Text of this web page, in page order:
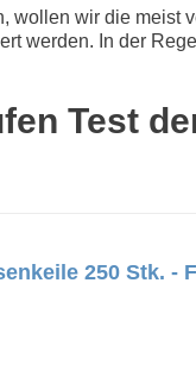
wollen wir die meist
werden. In der
Test
250 Stk. -